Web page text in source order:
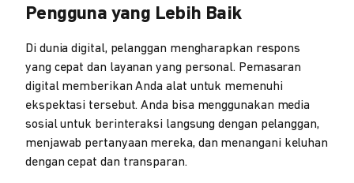
Pengguna yang Lebih Baik
Di dunia digital, pelanggan mengharapkan respons
yang cepat dan layanan yang personal. Pemasaran
digital memberikan Anda alat untuk memenuhi
ekspektasi tersebut. Anda bisa menggunakan media
sosial untuk berinteraksi langsung dengan pelanggan,
menjawab pertanyaan mereka, dan menangani keluhan
dengan cepat dan transparan.